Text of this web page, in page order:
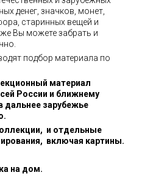
денег, значков, монет,
старинных вещей и
Вы можете забрать и
подбор материала по
материал
России и ближнему
дальнее зарубежье
и отдельные
включая картины.
на дом.